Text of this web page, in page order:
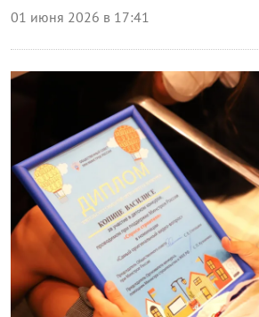
01 июня 2026 в 17:41
Блог правительства